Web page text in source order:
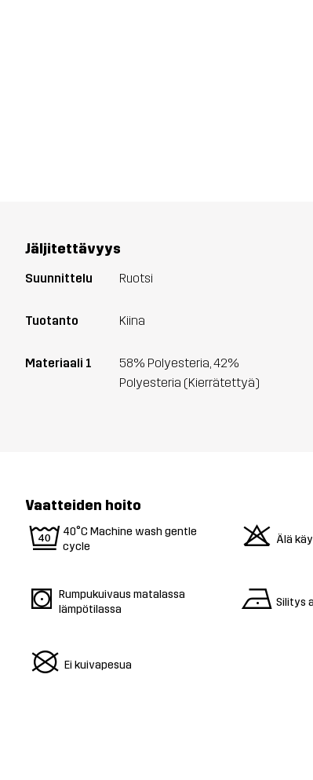
Jäljitettävyys
Suunnittelu Ruotsi
Tuotanto Kiina
Materiaali 1
58% Polyesteria, 42%
Polyesteria (Kierrätettyä)
Vaatteiden hoito
9 40°C Machine wash gentle
cycle
o Älä
s Rumpukuivaus matalassa
lämpötilassa
n Silitys
U Ei kuivapesua